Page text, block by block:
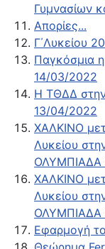
Γυμνασίων
Απορίες...
Γ΄Λυκείου
Παγκόσμια
14/03/2022
Η ΤΘΔΔ στην
13/04/2022
ΧΑΛΚΙΝΟ
Λυκείου
ΟΛΥΜΠΙΑΔΑ
ΧΑΛΚΙΝΟ
Λυκείου
ΟΛΥΜΠΙΑΔΑ
Εφαρμογή